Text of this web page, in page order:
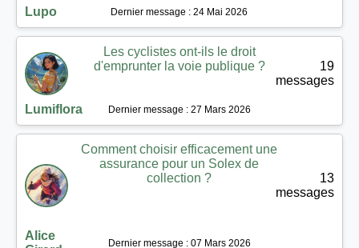
Lupo Dernier message : 24 Mai 2026
Les cyclistes ont-ils le droit
d'emprunter la voie publique ?
Lumiflora
19
messages
Dernier message : 27 Mars 2026
Comment choisir efficacement une
assurance pour un Solex de
collection ?
Alice
13
messages
Dernier message : 07 Mars 2026